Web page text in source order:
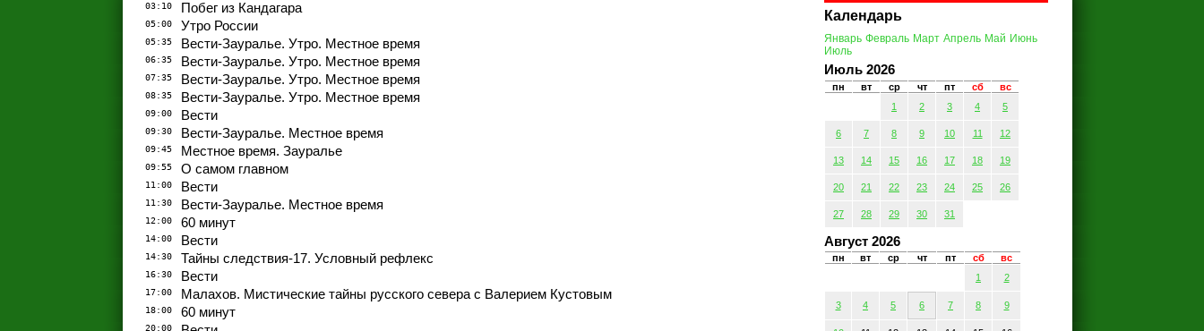
03:10 Побег из Кандагара
05:00 Утро России
05:35 Вести-Зауралье. Утро. Местное время
06:35 Вести-Зауралье. Утро. Местное время
07:35 Вести-Зауралье. Утро. Местное время
08:35 Вести-Зауралье. Утро. Местное время
09:00 Вести
09:30 Вести-Зауралье. Местное время
09:45 Местное время. Зауралье
09:55 О самом главном
11:00 Вести
11:30 Вести-Зауралье. Местное время
12:00 60 минут
14:00 Вести
14:30 Тайны следствия-17. Условный рефлекс
16:30 Вести
17:00 Малахов. Мистические тайны русского севера с Валерием Кустовым
18:00 60 минут
20:00
Календарь
Январь Февраль Март Апрель Май Июнь
Июль
Июль 2026
пн вт ср чт пт сб
вс
1
2 3 4 5
6 7 8 9 10 11 12
13 14 15 16 17 18 19
20 21 22 23 24 25 26
27 28 29 30 31
Август 2026
пн вт ср чт пт сб
вс
1
2
3 4 5 6 7 8 9